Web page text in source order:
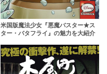
米国版魔法少女『悪魔バスター★ス
ター・バタフライ』の魅力を大紹介